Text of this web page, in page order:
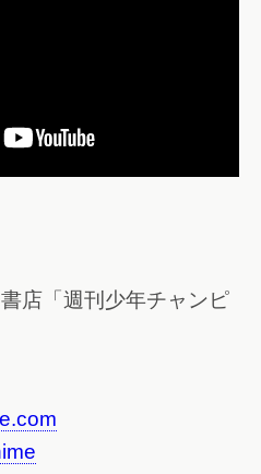
店「週刊少年チャンピ